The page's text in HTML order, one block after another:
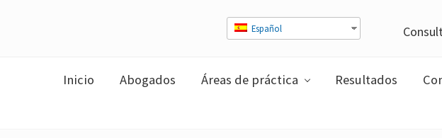
Español
Inicio Abogados Áreas de práctica Resultados